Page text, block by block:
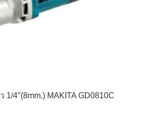
1/4″(8mm.) MAKITA GD0810C